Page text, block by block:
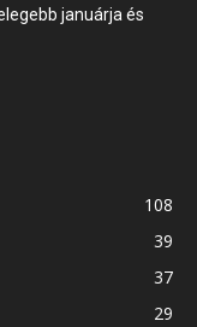
januárja és
108
39
37
29